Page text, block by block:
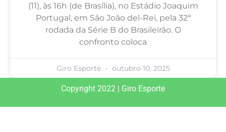
(11), às 16h (de Brasília), no Estádio Joaquim
Portugal, em São João del-Rei, pela 32ª
rodada da Série B do Brasileirão. O
confronto coloca
Giro Esporte outubro 10, 2025
Copyright 2022 | Giro Esporte